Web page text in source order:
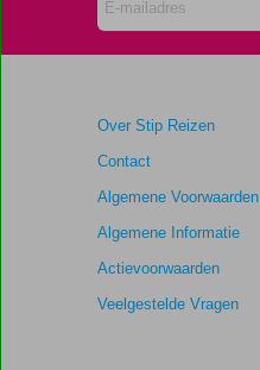
die
ouder
zijn
maanden
meer
weergegeven
de
relevantie
Over Stip Reizen
Contact
Algemene Voorwaarden
Algemene Informatie
Actievoorwaarden
Veelgestelde Vragen